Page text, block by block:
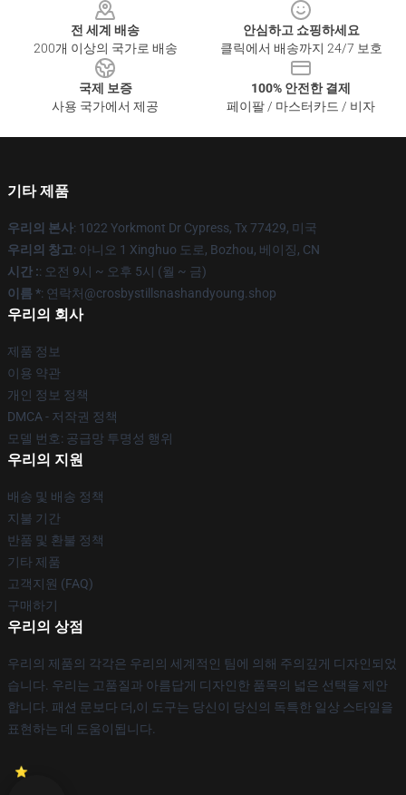
전 세계 배송
200개 이상의 국가로 배송
안심하고 쇼핑하세요
클릭에서 배송까지 24/7 보호
국제 보증
사용 국가에서 제공
100% 안전한 결제
페이팔 / 마스터카드 / 비자
기타 제품
우리의 본사: 1022 Yorkmont Dr Cypress, Tx 77429, 미국
우리의 창고: 아니오 1 Xinghuo 도로, Bozhou, 베이징, CN
시간 :: 오전 9시 ~ 오후 5시 (월 ~ 금)
이름 *: 연락처@crosbystillsnashandyoung.shop
우리의 회사
제품 정보
이용 약관
개인 정보 정책
DMCA - 저작권 정책
모델 번호: 공급망 투명성 행위
우리의 지원
배송 및 배송 정책
지불 기간
반품 및 환불 정책
기타 제품
고객지원 (FAQ)
구매하기
우리의 상점
우리의 제품의 각각은 우리의 세계적인 팀에 의해 주의깊게 디자인되었
습니다. 우리는 고품질과 아름답게 디자인한 품목의 넓은 선택을 제안
합니다. 패션 문보다 더,이 도구는 당신이 당신의 독특한 일상 스타일을
표현하는 데 도움이됩니다.